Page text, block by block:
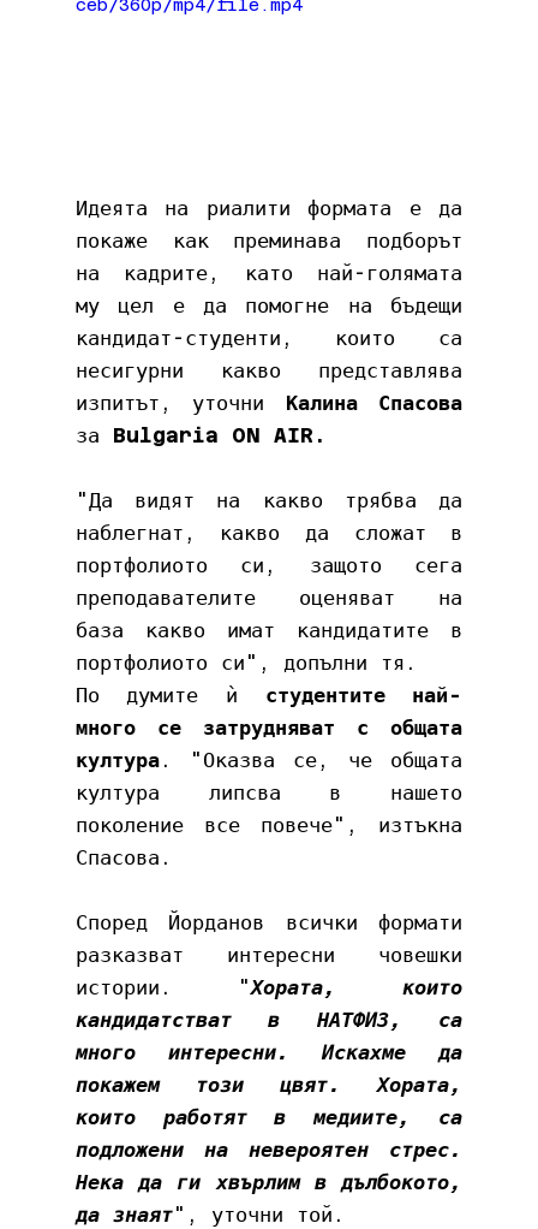
ceb/360p/mp4/file.mp4
Идеята на риалити формата е да
покаже как преминава подборът
на кадрите, като най-голямата
му цел е да помогне на бъдещи
кандидат-студенти, които са
несигурни какво представлява
изпитът, уточни Калина Спасова
за Bulgaria ON AIR.
"Да видят на какво трябва да
наблегнат, какво да сложат в
портфолиото си, защото сега
преподавателите оценяват на
база какво имат кандидатите в
портфолиото си", допълни тя.
По думите ѝ студентите най-
много се затрудняват с общата
култура. "Оказва се, че общата
култура липсва в нашето
поколение все повече", изтъкна
Спасова.
Според Йорданов всички формати
разказват интересни човешки
истории. "Хората, които
кандидатстват в НАТФИЗ, са
много интересни. Искахме да
покажем този цвят. Хората,
които работят в медиите, са
подложени на невероятен стрес.
Нека да ги хвърлим в дълбокото,
да знаят", уточни той.